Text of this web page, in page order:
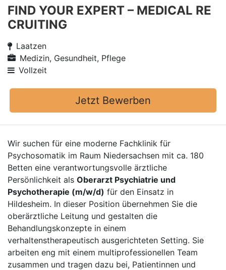
FIND YOUR EXPERT – MEDICAL RE
CRUITING
Laatzen
Medizin, Gesundheit, Pflege
Vollzeit
Jetzt Bewerben
Wir suchen für eine moderne Fachklinik für
Psychosomatik im Raum Niedersachsen mit ca. 180
Betten eine verantwortungsvolle ärztliche
Persönlichkeit als Oberarzt Psychiatrie und
Psychotherapie (m/w/d) für den Einsatz in
Hildesheim. In dieser Position übernehmen Sie die
oberärztliche Leitung und gestalten die
Behandlungskonzepte in einem
verhaltenstherapeutisch ausgerichteten Setting. Sie
arbeiten eng mit einem multiprofessionellen Team
zusammen und tragen dazu bei, Patientinnen und